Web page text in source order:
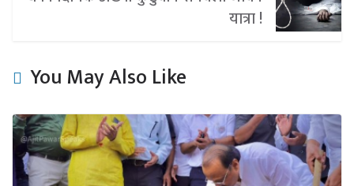
यात्रा !
You May Also Like